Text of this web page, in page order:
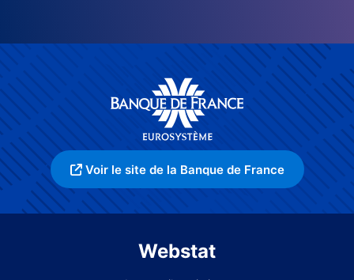
Voir le site de la Banque de France
Webstat